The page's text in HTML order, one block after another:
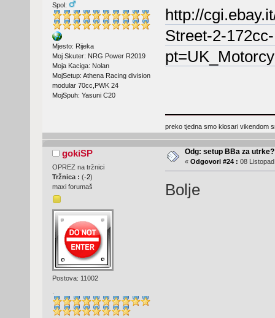
Spol:
Mjesto: Rijeka
Moj Skuter: NRG Power R2019
Moja Kaciga: Nolan
MojSetup: Athena Racing division
modular 70cc,PWK 24
MojSpuh: Yasuni C20
http://
Street-2-
preko tjedna smo klosari vikendom
gokiSP
OPREZ na tržnici
Tržnica : (-2)
maxi forumaš
Postova: 11002
.
Odg: setup BBa za utrke?
« Odgovori #24 : 08
Bolje